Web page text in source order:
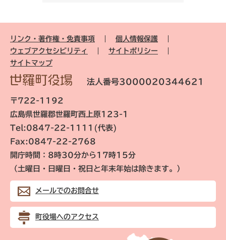
リンク・著作権・免責事項
個人情報保護
ウェブアクセシビリティ
サイトポリシー
サイトマップ
法人番号3000020344621
〒722-1192
広島県世羅郡世羅町西上原123-1
Tel:0847-22-1111(代表)
Fax:0847-22-2768
開庁時間：8時30分から17時15分
（土曜日・日曜日・祝日と年末年始は除きます。）
メールでのお問合せ
町役場へのアクセス